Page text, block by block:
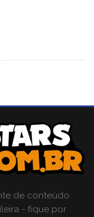
de conteúdo
- fique por